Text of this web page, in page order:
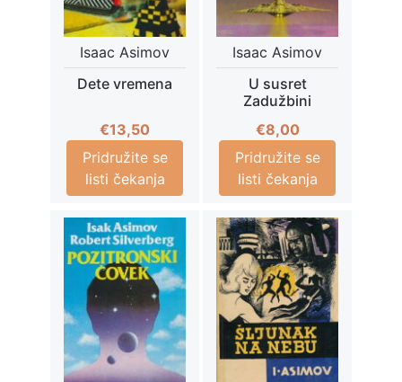
Isaac Asimov
Dete vremena
€13,50
Pridružite se
listi čekanja
Isaac Asimov
U susret
Zadužbini
€8,00
Pridružite se
listi čekanja